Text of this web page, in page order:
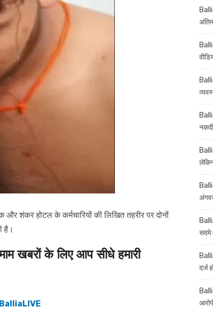
और शंकर होटल के कर्मचारियों की लिखित तहरीर पर दोनों
है।
खबरों के लिए आप सीधे हमारी
सदमे
दर्ज